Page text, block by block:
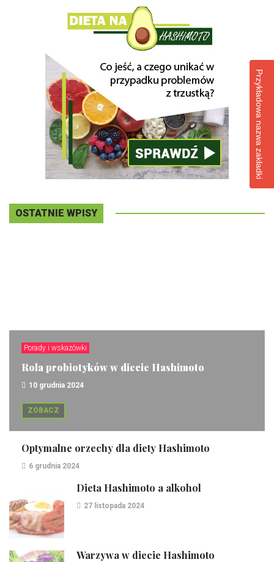
OSTATNIE WPISY
Porady i wskazówki
Rola probiotyków w diecie Hashimoto
10 grudnia 2024
ZOBACZ
Optymalne orzechy dla diety Hashimoto
6 grudnia 2024
Dieta Hashimoto a alkohol
27 listopada 2024
Warzywa w diecie Hashimoto
Przykładowa nazwa zakładki